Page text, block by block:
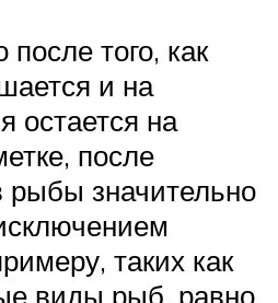
того, как
и на
остается на
после
рыбы значительно
таких как
виды рыб, равно